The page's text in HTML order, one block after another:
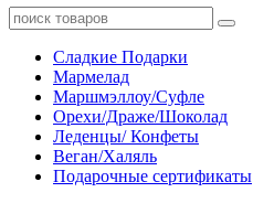
Сладкие Подарки
Мармелад
Маршмэллоу/Суфле
Орехи/Драже/Шоколад
Леденцы/ Конфеты
Веган/Халяль
Подарочные сертификаты